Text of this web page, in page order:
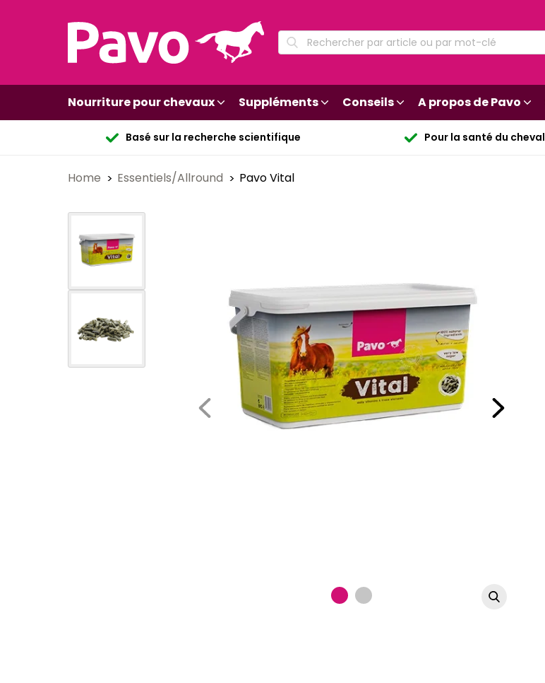
Nourriture pour chevaux Suppléments Conseils A propos de Pavo
Basé sur la recherche scientifique Pour la santé du cheval
Home Essentiels/Allround Pavo Vital